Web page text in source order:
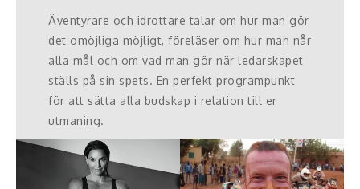
Äventyrare och idrottare talar om hur man gör
det omöjliga möjligt, föreläser om hur man når
alla mål och om vad man gör när ledarskapet
ställs på sin spets. En perfekt programpunkt
för att sätta alla budskap i relation till er
utmaning.